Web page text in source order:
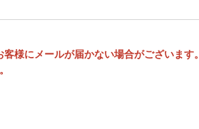
様にメールが届かない場合がございます。